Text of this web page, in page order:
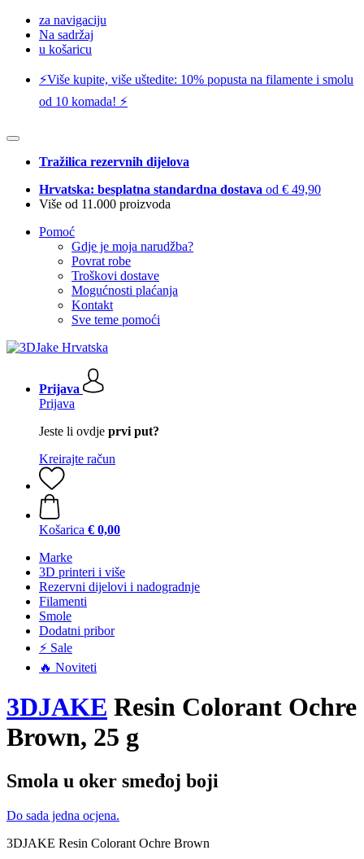
za navigaciju
Na sadržaj
u košaricu
⚡️Više kupite, više uštedite: 10% popusta na filamente i smolu
od 10 komada! ⚡️
Tražilica rezervnih dijelova
Hrvatska: besplatna standardna dostava od € 49,90
Više od 11.000 proizvoda
Pomoć
Gdje je moja narudžba?
Povrat robe
Troškovi dostave
Mogućnosti plaćanja
Kontakt
Sve teme pomoći
Prijava
Prijava
Jeste li ovdje prvi put?
Kreirajte račun
Košarica € 0,00
Marke
3D printeri i više
Rezervni dijelovi i nadogradnje
Filamenti
Smole
Dodatni pribor
⚡ Sale
🔥 Noviteti
3DJAKE Resin Colorant Ochre
Brown, 25 g
Smola u oker smeđoj boji
Do sada jedna ocjena.
3DJAKE Resin Colorant Ochre Brown